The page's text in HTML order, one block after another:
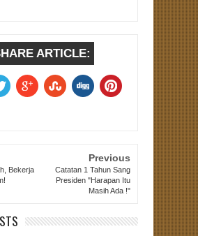
ARTICLE:
Bekerja
Previous
Catatan 1 Tahun Sang
Presiden "Harapan Itu
Masih Ada !"